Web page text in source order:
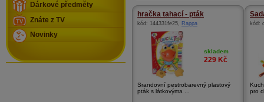
hračka tahací - pták
kód: 144331fe25, Rappa
skladem
229 Kč
Srandovní pestrobarevný plastový
pták s látkovýma ...
kód:
pro
Dárkové předměty
Znáte z TV
Novinky